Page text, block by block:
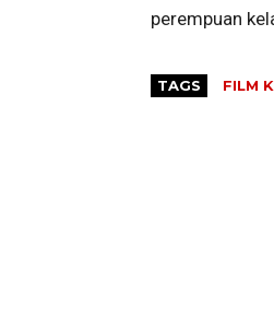
perempuan
TAGS FILM